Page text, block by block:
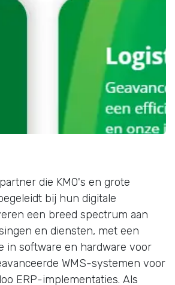
die KMO's en grote
bij hun digitale
een breed spectrum aan
en diensten, met een
in software en hardware voor
WMS-systemen voor
ERP-implementaties. Als